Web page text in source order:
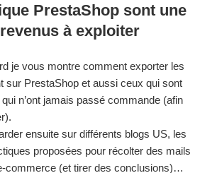
PrestaShop sont une
à exploiter
je vous montre comment exporter les
sur PrestaShop et aussi ceux qui sont
n’ont jamais passé commande (afin
ensuite sur différents blogs US, les
proposées pour récolter des mails
commerce (et tirer des conclusions)…